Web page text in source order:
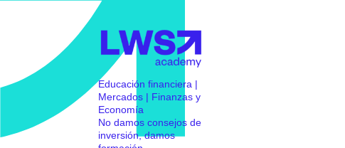
Educación financiera |
Mercados | Finanzas y
Economía
No damos consejos de
inversión, damos